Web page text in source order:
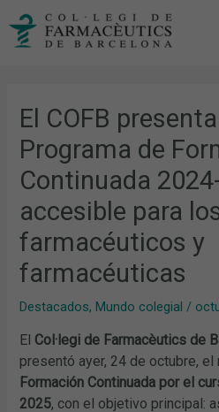
El COFB
Programa de
Continuada
accesible para
farmacéuticos y
farmacéuticas
Destacados, Mundo colegial /
El Col·legi de Farmacèutics de
presentó ayer, 24 de octubre, el
Formación Continuada por el
2025, con el objetivo principal: